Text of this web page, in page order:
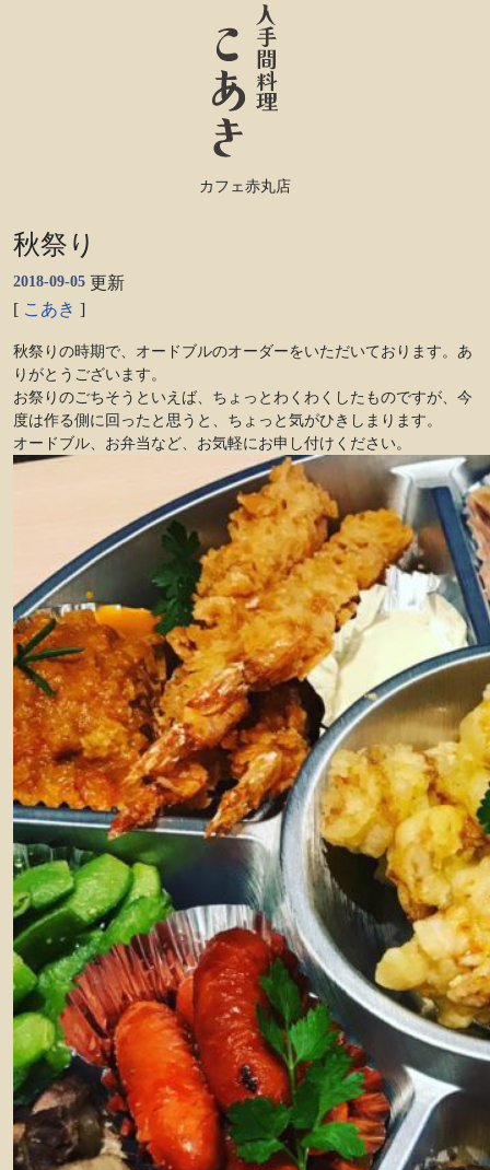
カフェ赤丸店
秋祭り
2018-09-05 更新
[ こあき ]
秋祭りの時期で、オードブルのオーダーをいただいております。あ
りがとうございます。
お祭りのごちそうといえば、ちょっとわくわくしたものですが、今
度は作る側に回ったと思うと、ちょっと気がひきしまります。
オードブル、お弁当など、お気軽にお申し付けください。